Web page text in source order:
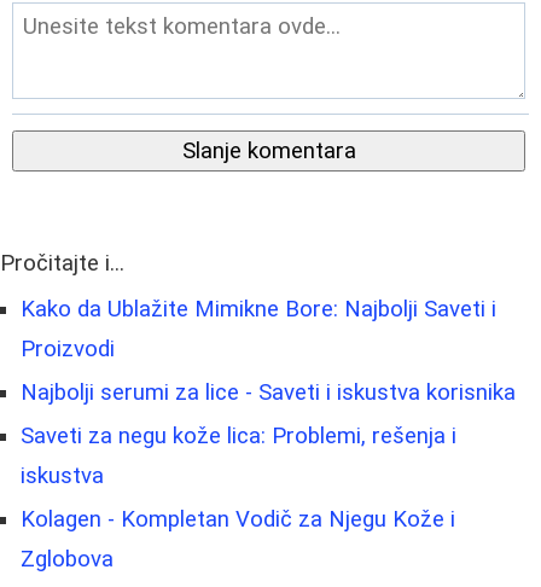
Slanje komentara
Pročitajte i...
Kako da Ublažite Mimikne Bore: Najbolji Saveti i
Proizvodi
Najbolji serumi za lice - Saveti i iskustva korisnika
Saveti za negu kože lica: Problemi, rešenja i
iskustva
Kolagen - Kompletan Vodič za Njegu Kože i
Zglobova